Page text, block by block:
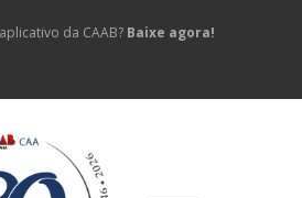
da CAAB? Baixe agora!